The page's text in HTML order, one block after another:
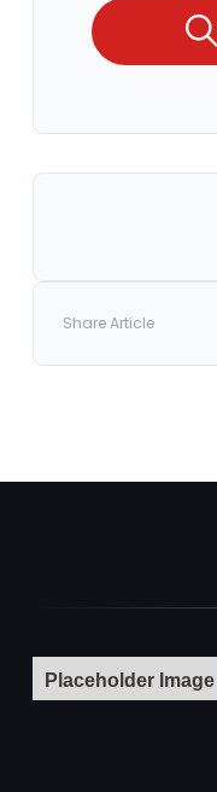
Share Article
Placeholder Image